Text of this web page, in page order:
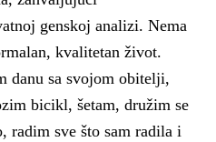
genskoj analizi. Nema
kvalitetan život.
danu sa svojom obitelji,
bicikl, šetam, družim se
radim sve što sam radila i